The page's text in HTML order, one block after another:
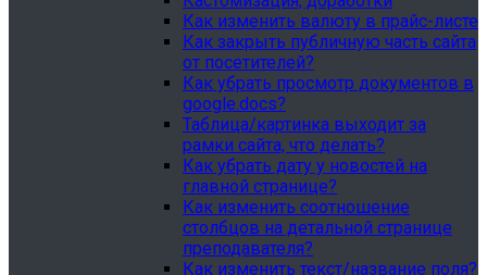
Как изменить валюту в прайс-листе
Как закрыть публичную часть сайта
от посетителей?
Как убрать просмотр документов в
google.docs?
Таблица/картинка выходит за
рамки сайта, что делать?
Как убрать дату у новостей на
главной странице?
Как изменить соотношение
столбцов на детальной странице
преподавателя?
Как изменить текст/название поля?